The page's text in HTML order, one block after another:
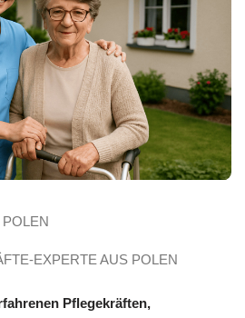
EXPERTE AUS POLEN
Pflegekräften,